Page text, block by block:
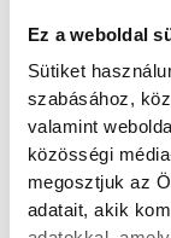
Ez a weboldal
Sütiket
szabásához,
valamint
közösségi
megosztjuk az
adatait, akik
országok
Egyesült
júliust
volt